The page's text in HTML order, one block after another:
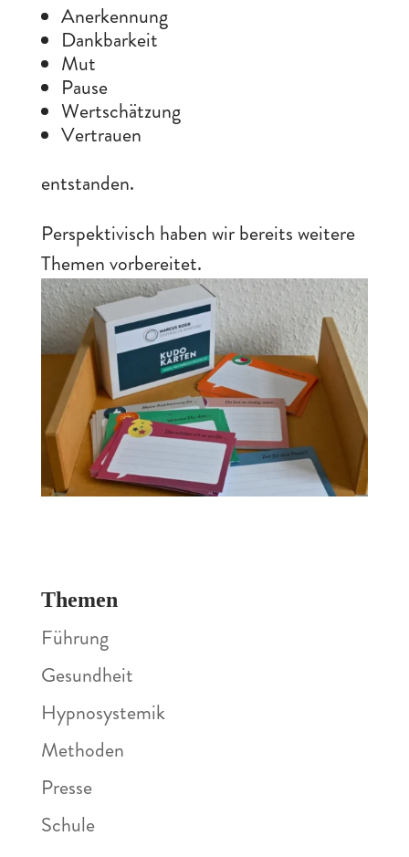
Anerkennung
Dankbarkeit
Mut
Pause
Wertschätzung
Vertrauen
entstanden.
Perspektivisch haben wir bereits weitere
Themen vorbereitet.
Themen
Führung
Gesundheit
Hypnosystemik
Methoden
Presse
Schule